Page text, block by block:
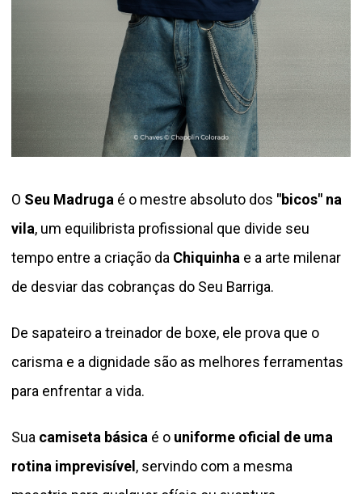
O Seu Madruga é o mestre absoluto dos "bicos" na
vila, um equilibrista profissional que divide seu
tempo entre a criação da Chiquinha e a arte milenar
de desviar das cobranças do Seu Barriga.
De sapateiro a treinador de boxe, ele prova que o
carisma e a dignidade são as melhores ferramentas
para enfrentar a vida.
Sua camiseta básica é o uniforme oficial de uma
rotina imprevisível , servindo com a mesma